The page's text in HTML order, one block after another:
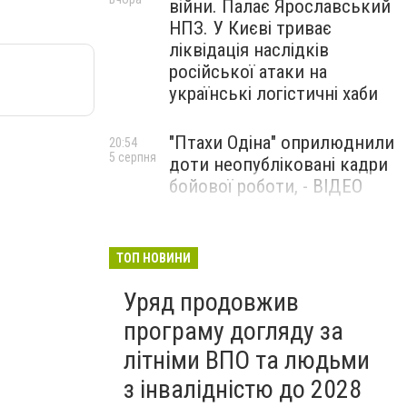
війни. Палає Ярославський
НПЗ. У Києві триває
ліквідація наслідків
російської атаки на
українські логістичні хаби
"Птахи Одіна" оприлюднили
доти неопубліковані кадри
бойової роботи, - ВІДЕО
20:54
5 серпня
Бєдняков зіграє тата
новому українському
фільмі, - ФОТО
5 серпня
ТОП НОВИНИ
Уряд продовжив
програму догляду за
літніми ВПО та людьми
з інвалідністю до 2028